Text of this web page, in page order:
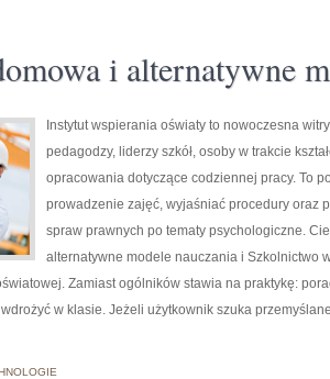
i alternatywne
Instytut wspierania oświaty to nowoczesna
pedagodzy, liderzy szkół, osoby w trakcie
opracowania dotyczące codziennej pracy. To
prowadzenie zajęć, wyjaśniać procedury oraz
spraw prawnych po tematy psychologiczne.
alternatywne modele nauczania i Szkolnictwo
Zamiast ogólników stawia na praktykę:
w klasie. Jeżeli użytkownik szuka